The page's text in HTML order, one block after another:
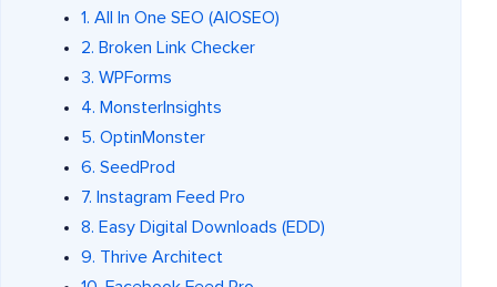
1. All In One SEO (AIOSEO)
2. Broken Link Checker
3. WPForms
4. MonsterInsights
5. OptinMonster
6. SeedProd
7. Instagram Feed Pro
8. Easy Digital Downloads (EDD)
9. Thrive Architect